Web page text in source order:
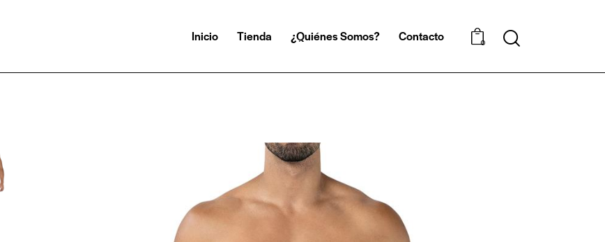
Inicio Tienda ¿Quiénes Somos? Contacto 0